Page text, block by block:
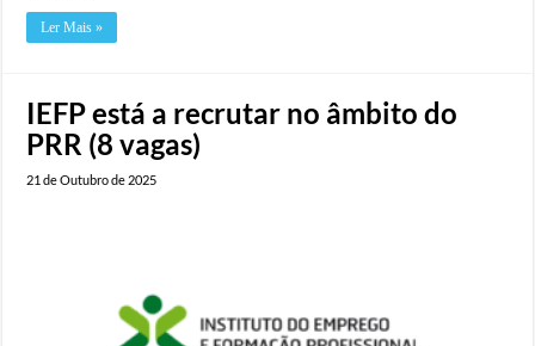
Ler Mais »
IEFP está a recrutar no âmbito do
PRR (8 vagas)
21 de Outubro de 2025